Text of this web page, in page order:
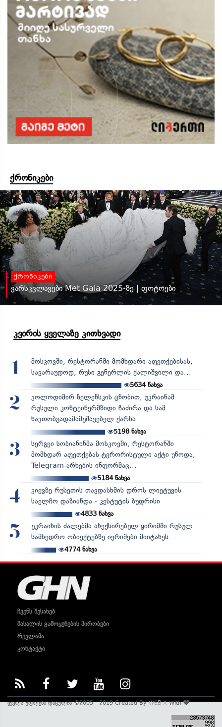
ქრონიკები
ქრონიკები
ვარსკვლავები Met Gala 2025-ზე | ფოტოები
კვირის ყველაზე კითხვადი
1
მოსკოვში, რესტორანში მომხდარი აფეთქებისას,
სავარაუდოდ, რუსი გენერლის ქალიშვილი და...
5634ნახვა
2
ვოლოდიმირ ზელენსკის ცნობით, უკრაინამ
რუსული კონტეინერმზიდი ჩაძირა და სამ
ნავთობგადამამუშავებელ ქარხა...
5198ნახვა
3
სერგეი სობიანინმა მოსკოვში, რესტორანში
მომხდარ აფეთქებას ტერორისტული აქტი უწოდა,
Telegram-არხების ინფორმაც...
5184ნახვა
4
კიევზე რუსეთის თავდასხმის დროს ლიეტუვის
საელჩო დაზიანდა - კესტუტის ბუდრისი
4833ნახვა
5
უკრაინის ძალებმა ანექსირებულ ყირიმში რუსულ
სამხედრო ობიექტებზე იერიშები მიიტანეს...
4774ნახვა
ჩვენს შესახებ
მასალის გამოყენების პირობები
რეკლამა
კონტაქტი
ყველა უფლება დაცულია ©2005 - 2019 Created ByWEB-XWith